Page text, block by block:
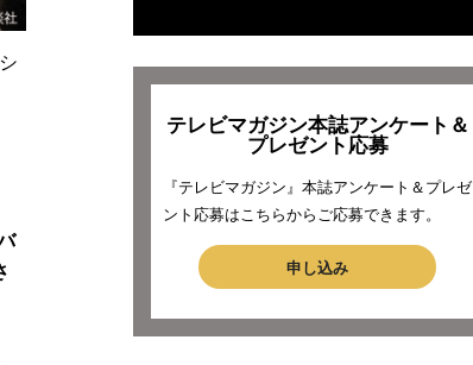
テレビマガジン本誌アンケート＆
プレゼント応募
『テレビマガジン』本誌アンケート＆プレゼ
ント応募はこちらからご応募できます。
申し込み